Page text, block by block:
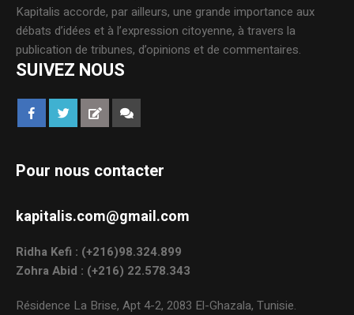
Kapitalis accorde, par ailleurs, une grande importance aux
débats d’idées et à l’expression citoyenne, à travers la
publication de tribunes, d’opinions et de commentaires.
SUIVEZ NOUS
Pour nous contacter
kapitalis.com@gmail.com
Ridha Kefi : (+216)98.324.899
Zohra Abid : (+216) 22.578.343
Résidence La Brise, Apt 4-2, 2083 El-Ghazala, Tunisie.